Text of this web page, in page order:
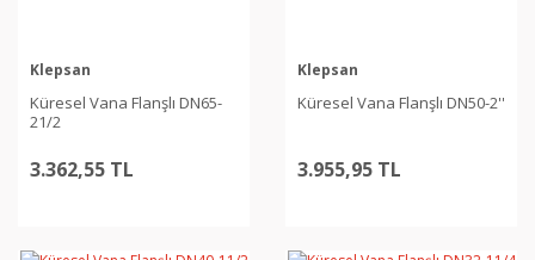
Klepsan
Küresel Vana Flanşlı DN65-
21/2
3.362,55 TL
Klepsan
Küresel Vana Flanşlı DN50-2''
3.955,95 TL